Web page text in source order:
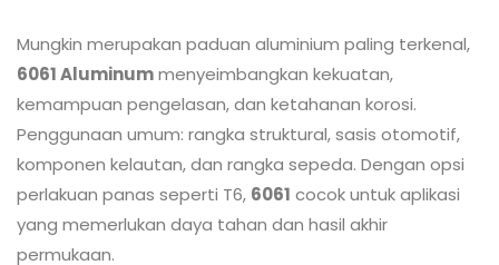
Mungkin merupakan paduan aluminium paling terkenal,
6061 Aluminummenyeimbangkan kekuatan,
kemampuan pengelasan, dan ketahanan korosi.
Penggunaan umum: rangka struktural, sasis otomotif,
komponen kelautan, dan rangka sepeda. Dengan opsi
perlakuan panas seperti T6, 6061 cocok untuk aplikasi
yang memerlukan daya tahan dan hasil akhir
permukaan.